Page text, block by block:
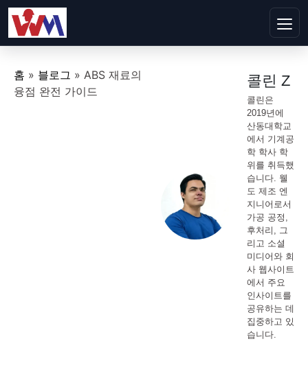
홈 » 블로그 » ABS 재료의
융점 완전 가이드
콜린 Z
콜린은
2019년에
산동대학교
에서 기계공
학 학사 학
위를 취득했
습니다. 웰
도 제조 엔
지니어로서
가공 공정,
후처리, 그
리고 소셜
미디어와 회
사 웹사이트
에서 주요
인사이트를
공유하는 데
집중하고 있
습니다.